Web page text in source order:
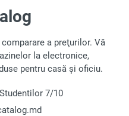
a preţurilor. Vă
la electronice,
pentru casă și oficiu.
7/10